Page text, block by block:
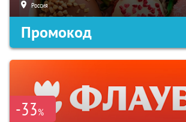
Россия
Промокод
-33%